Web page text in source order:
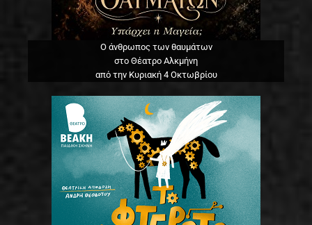
Ο άνθρωπος των θαυμάτων
στο Θέατρο Αλκμήνη
από την Κυριακή 4 Οκτωβρίου